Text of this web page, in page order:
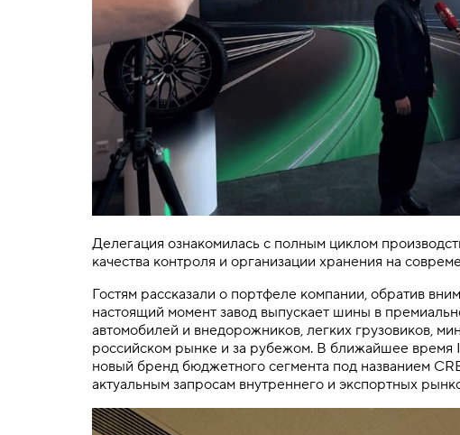
Делегация ознакомилась с полным циклом
качества контроля и организации хранения на
Гостям рассказали о портфеле компании, обратив
настоящий момент завод выпускает шины в
автомобилей и внедорожников, легких грузовиков,
российском рынке и за рубежом. В ближайшее время
новый бренд бюджетного сегмента под названием
актуальным запросам внутреннего и экспортных